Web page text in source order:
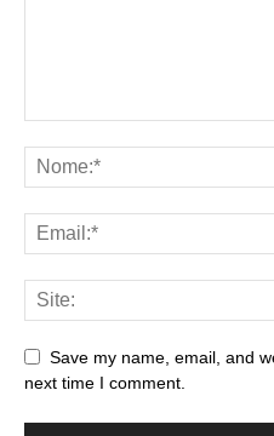
Save my name, email, and
next time I comment.